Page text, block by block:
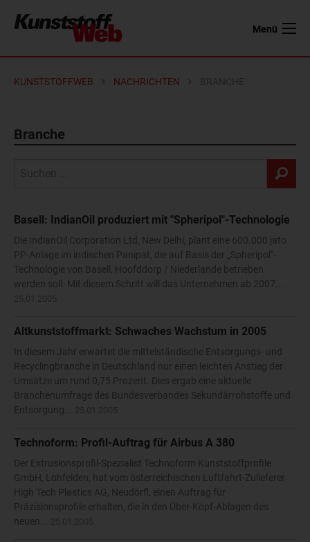
Menü
KUNSTSTOFFWEB NACHRICHTEN
Branche
Basell: IndianOil produziert mit "Spheripol"-Technologie
Die IndianOil Corporation Ltd, New Delhi, plant eine 600.000 jato
PP-Anlage im indischen Panipat, die auf Basis der „Spheripol"-
Technologie von Basell, Hoofddorp / Niederlande betrieben
werden soll. Mit diesem Schritt will das Unternehmen ab 2007...
Altkunststoffmarkt: Schwaches Wachstum in 2005
In diesem Jahr erwartet die mittelständische Entsorgungs- und
Recyclingbranche in Deutschland nur einen leichten Anstieg der
Umsätze um rund 0,75 Prozent. Dies ergab eine aktuelle
Branchenumfrage des Bundesverbandes Sekundärrohstoffe und
Entsorgung...
Technoform: Profil-Auftrag für Airbus A 380
Der Extrusionsprofil-Spezialist Technoform Kunststoffprofile
GmbH, Lohfelden, hat vom österreichischen Luftfahrt-Zulieferer
High Tech Plastics AG, Neudörfl, einen Auftrag für
Präzisionsprofile erhalten, die in den Über-Kopf-Ablagen des
neuen...